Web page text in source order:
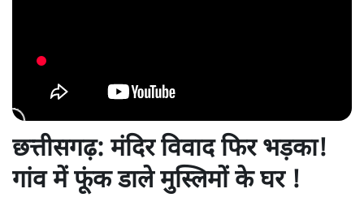
छत्तीसगढ़: मंदिर विवाद फिर भड़का!
गांव में फूंक डाले मुस्लिमों के घर !